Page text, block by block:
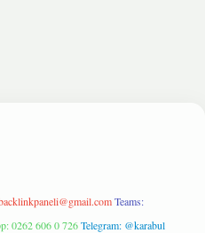
Teams:
0262 606 0 726Telegram: @karabul